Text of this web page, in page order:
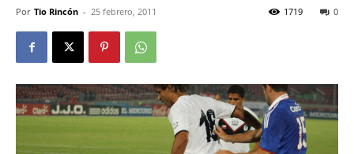
Por Tio Rincón - 25 febrero, 2011 0
1719